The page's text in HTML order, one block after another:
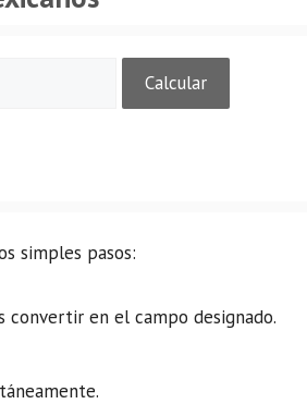
Calcular
simples pasos:
convertir en el campo designado.